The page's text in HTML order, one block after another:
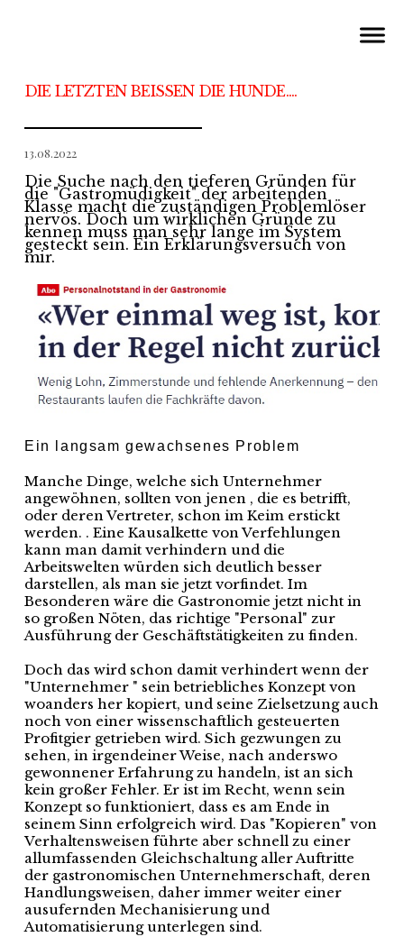
DIE LETZTEN BEISSEN DIE HUNDE....
13.08.2022
Die Suche nach den tieferen Gründen für
die "Gastromüdigkeit" der arbeitenden
Klasse macht die zuständigen Problemlöser
nervös. Doch um wirklichen Gründe zu
kennen muss man sehr lange im System
gesteckt sein. Ein Erklärungsversuch von
mir.
Ein langsam gewachsenes Problem
Manche Dinge, welche sich Unternehmer
angewöhnen, sollten von jenen , die es betrifft,
oder deren Vertreter, schon im Keim erstickt
werden. . Eine Kausalkette von Verfehlungen
kann man damit verhindern und die
Arbeitswelten würden sich deutlich besser
darstellen, als man sie jetzt vorfindet. Im
Besonderen wäre die Gastronomie jetzt nicht in
so großen Nöten, das richtige "Personal" zur
Ausführung der Geschäftstätigkeiten zu finden.
Doch das wird schon damit verhindert wenn der
"Unternehmer " sein betriebliches Konzept von
woanders her kopiert, und seine Zielsetzung auch
noch von einer wissenschaftlich gesteuerten
Profitgier getrieben wird. Sich gezwungen zu
sehen, in irgendeiner Weise, nach anderswo
gewonnener Erfahrung zu handeln, ist an sich
kein großer Fehler. Er ist im Recht, wenn sein
Konzept so funktioniert, dass es am Ende in
seinem Sinn erfolgreich wird. Das "Kopieren" von
Verhaltensweisen führte aber schnell zu einer
allumfassenden Gleichschaltung aller Auftritte
der gastronomischen Unternehmerschaft, deren
Handlungsweisen, daher immer weiter einer
ausufernden Mechanisierung und
Automatisierung unterlegen sind.